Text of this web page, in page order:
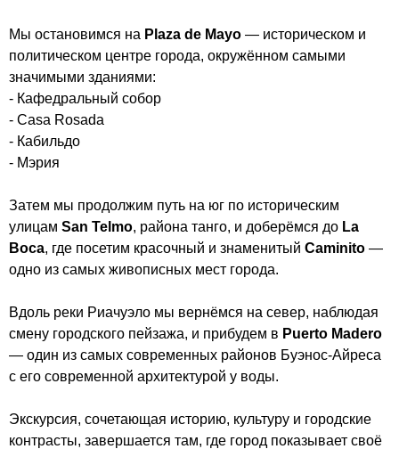
Мы остановимся на Plaza de Mayo — историческом и
политическом центре города, окружённом самыми
значимыми зданиями:
- Кафедральный собор
- Casa Rosada
- Кабильдо
- Мэрия
Затем мы продолжим путь на юг по историческим
улицам San Telmo, района танго, и доберёмся до La
Boca, где посетим красочный и знаменитый Caminito —
одно из самых живописных мест города.
Вдоль реки Риачуэло мы вернёмся на север, наблюдая
смену городского пейзажа, и прибудем в Puerto Madero
— один из самых современных районов Буэнос-Айреса
с его современной архитектурой у воды.
Экскурсия, сочетающая историю, культуру и городские
контрасты, завершается там, где город показывает своё